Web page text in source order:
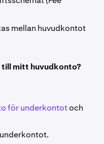
mellan huvudkontot
till mitt huvudkonto?
för underkontotoch